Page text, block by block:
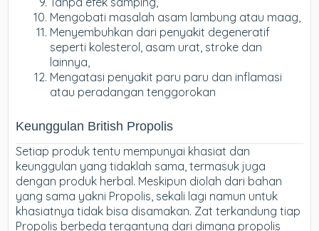
Mengobati masalah asam lambung atau maag,
Menyembuhkan dari penyakit degeneratif
seperti kolesterol, asam urat, stroke dan
lainnya,
Mengatasi penyakit paru paru dan inflamasi
atau peradangan tenggorokan
Keunggulan British Propolis
Setiap produk tentu mempunyai khasiat dan
keunggulan yang tidaklah sama, termasuk juga
dengan produk herbal. Meskipun diolah dari bahan
yang sama yakni Propolis, sekali lagi namun untuk
khasiatnya tidak bisa disamakan. Zat terkandung tiap
Propolis berbeda tergantung dari dimana propolis